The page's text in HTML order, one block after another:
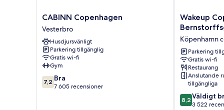
CABINN
Copenhagen
Vesterbro
CABINN Copenhagen
Vesterbro
Husdjursvänligt
Parkering tillgänglig
Gratis wi-fi
Gym
7.2
av
7,2 Bra
7 605 recensioner
Wakeup
Copenhagen
Köpenhamn
centrum
Wakeup
Köpenhamn
Parkering
Gratis wi-fi
Restaurang
Anslutande
tillgängliga
8.2
av
8,2 Väldigt
3 522